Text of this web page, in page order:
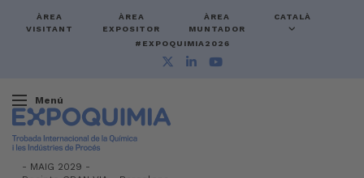
ÀREA
VISITANT
ÀREA
EXPOSITOR
ÀREA
MUNTADOR
CATALÀ
#EXPOQUIMIA2026
Menú
- MAIG 2029 -